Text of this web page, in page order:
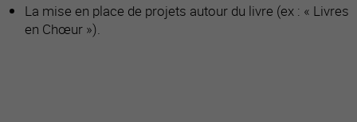
La mise en place de projets autour du livre (ex : « Livres
en Chœur »).